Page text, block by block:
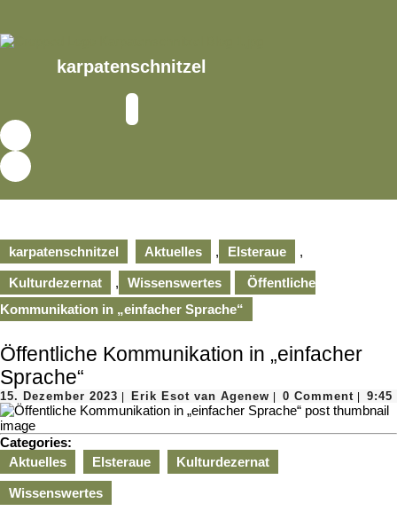
content
karpatenschnitzel
Button
karpatenschnitzel Aktuelles , Elsteraue ,
Kulturdezernat , Wissenswertes
Öffentliche
Kommunikation in „einfacher Sprache“
Öffentliche Kommunikation in „einfacher
Sprache“
15. Dezember 2023 15.
Dezember
Erik Esot van AgenewErik
Esot
Agenew
0 Comment 9:45
Categories:
Aktuelles
Elsteraue Kulturdezernat
Wissenswertes